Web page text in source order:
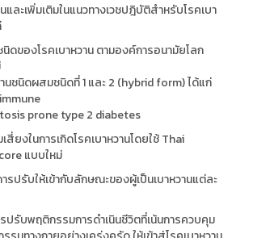
และเพิ่มเติมในแนวทางเวชปฎิบัติสำหรับโรคเบา
ดของโรคเบาหวาน ตามองค์การอนามัยโลก
านชนิดผสมชนิดที่ 1 และ 2 (hybrid form) ได้แก่
prone type 2 diabetes
สี่ยงในการเกิดโรคเบาหวานโดยใช้ Thai
แบบใหม่
ารปรับให้เข้ากับลักษณะของผู้เป็นเบาหวานแต่ละ
ปรับพฤติกรรมการดำเนินชีวิตที่เน้นการควบคุม